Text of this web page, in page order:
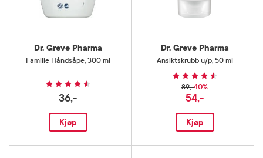
Dr. Greve Pharma
Familie Håndsåpe, 300 ml
36,-
Kjøp
Dr. Greve Pharma
Ansiktskrubb u/p, 50 ml
89,-40%
54,-
Kjøp